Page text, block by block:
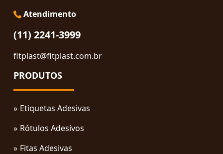
Atendimento
(11) 2241-3999
fitplast@fitplast.com.br
PRODUTOS
Etiquetas Adesivas
Rótulos Adesivos
Fitas Adesivas